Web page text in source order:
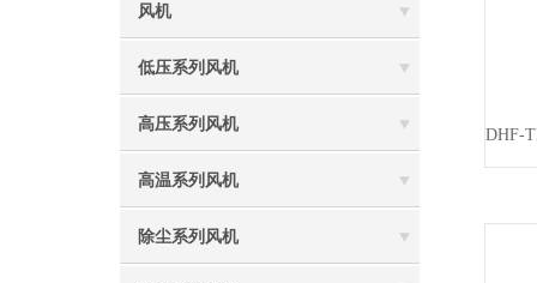
风机
低压系列风机
高压系列风机
高温系列风机
除尘系列风机